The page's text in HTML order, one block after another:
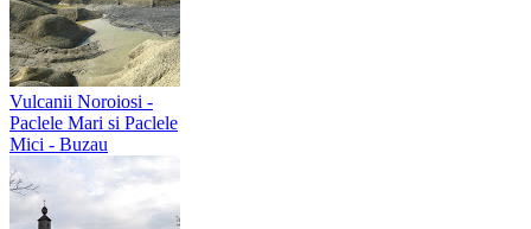
Vulcanii Noroiosi -
Paclele Mari si Paclele
Mici - Buzau